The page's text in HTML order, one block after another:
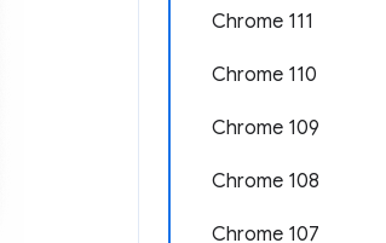
Chrome 111
Chrome 110
Chrome 109
Chrome 108
Chrome 107